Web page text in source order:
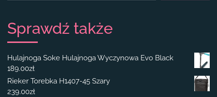
Sprawdź także
Hulajnoga Soke Hulajnoga Wyczynowa Evo Black
189.00zł
Rieker Torebka H1407-45 Szary
239.00zł